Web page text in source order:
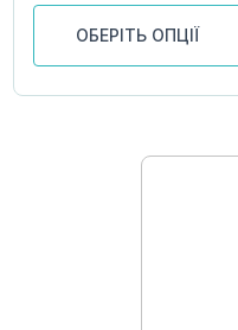
ОБЕРІТЬ ОПЦІЇ